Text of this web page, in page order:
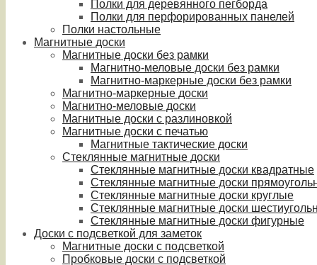
Полки для деревянного пегборда
Полки для перфорированных панелей
Полки настольные
Магнитные доски
Магнитные доски без рамки
Магнитно-меловые доски без рамки
Магнитно-маркерные доски без рамки
Магнитно-маркерные доски
Магнитно-меловые доски
Магнитные доски с разлиновкой
Магнитные доски с печатью
Магнитные тактические доски
Стеклянные магнитные доски
Стеклянные магнитные доски квадратные
Стеклянные магнитные доски
Стеклянные магнитные доски круглые
Стеклянные магнитные доски
Стеклянные магнитные доски фигурные
Доски с подсветкой для заметок
Магнитные доски с подсветкой
Пробковые доски с подсветкой